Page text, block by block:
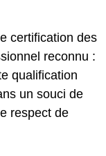
certification des
reconnu :
qualification
un souci de
respect de